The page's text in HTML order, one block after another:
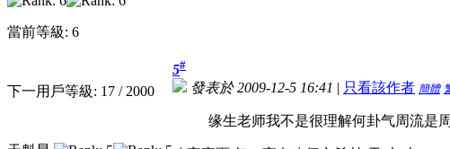
當前等級: 6
下一用戶等級: 17 / 2000
5#
發表於 2009-12-5 16:41 | 只看該作者 簡體
缘生老师我不是很理解何卦气周流是